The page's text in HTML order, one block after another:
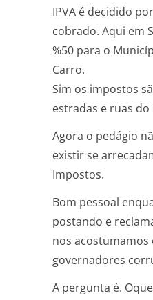
IPVA é decidido
cobrado. Aqui em
%50 para o
Carro.
Sim os impostos
estradas e ruas
Agora o pedágio
existir se
Impostos.
Bom pessoal
postando e
nos acostumamos
governadores
A pergunta é.